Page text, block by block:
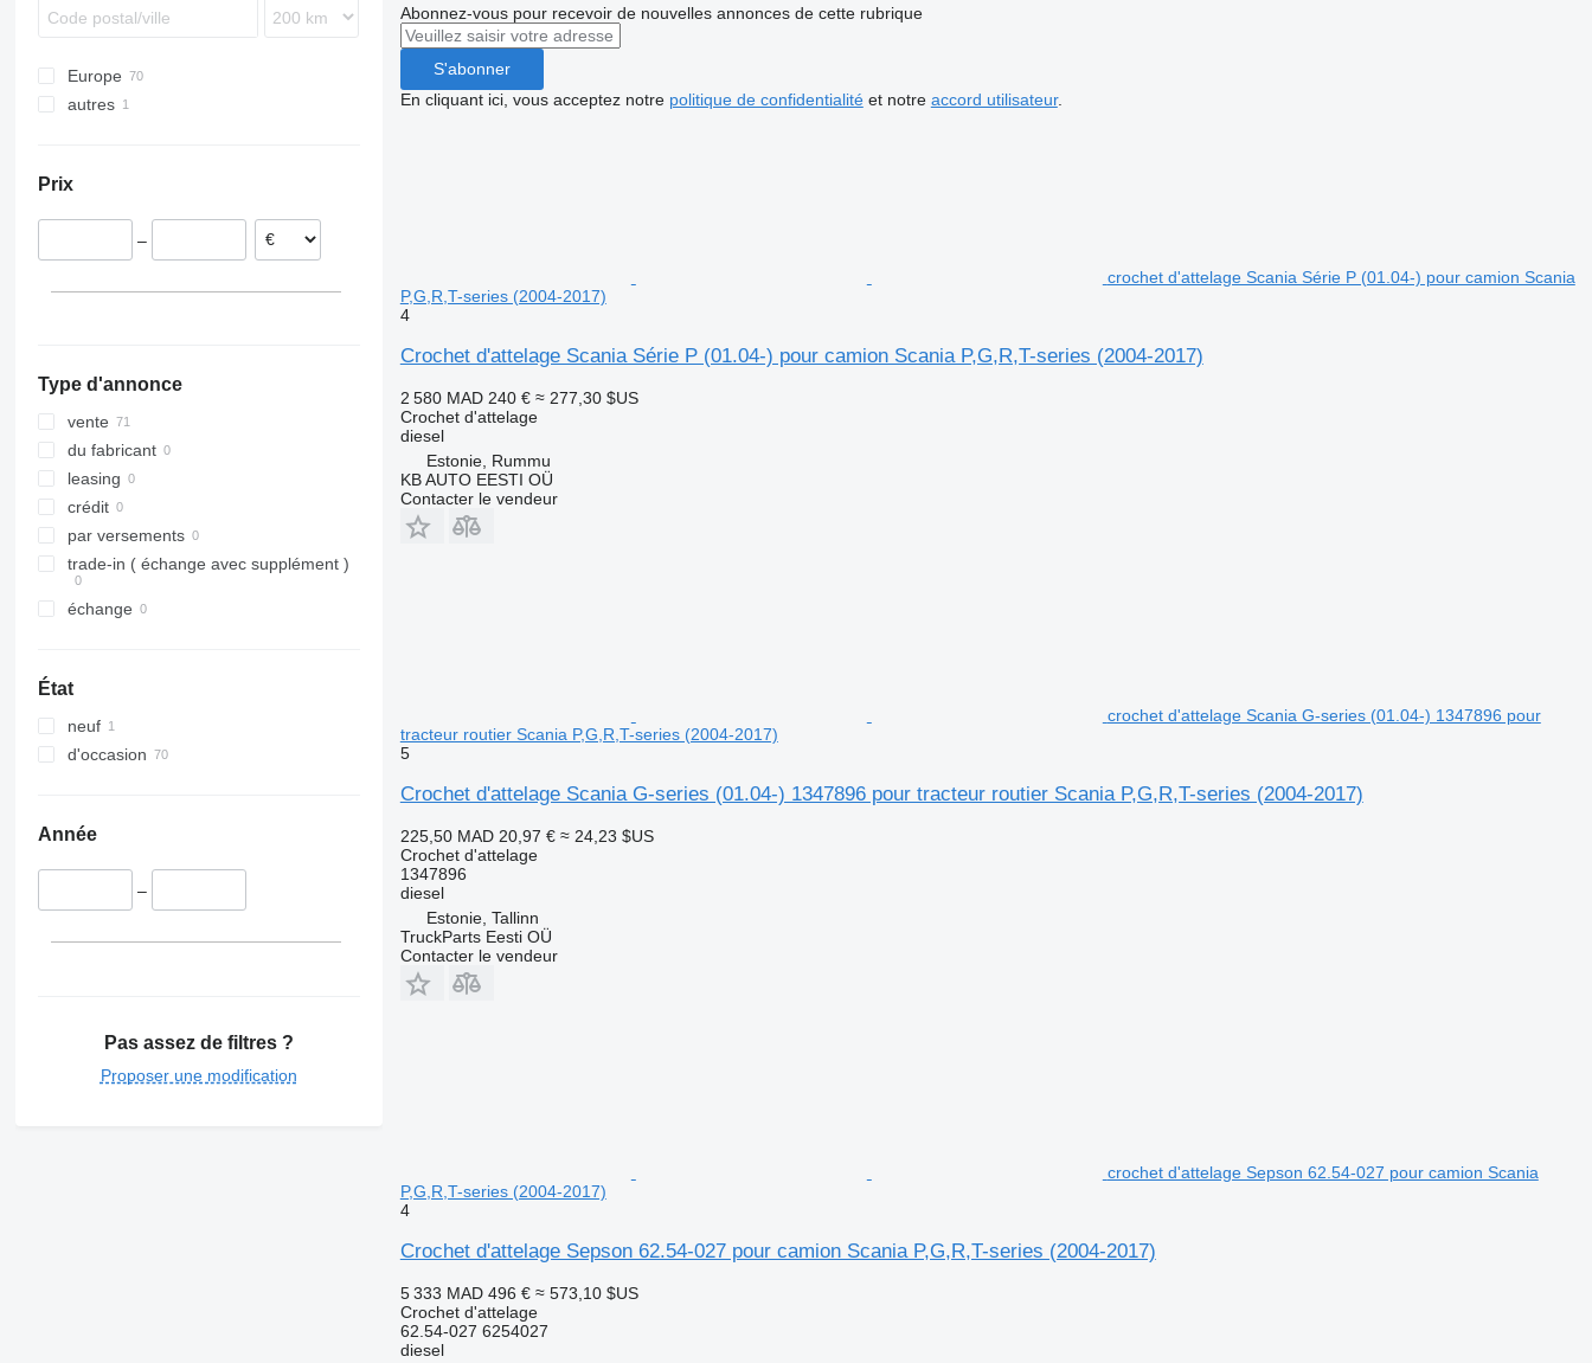
Sprinter
Europe
Roumanie
Belgique
autres
Prix
–
Type d'annonce
vente
du fabricant
leasing
crédit
par versements
trade-in ( échange avec supplément )
échange
État
neuf
d'occasion
Année
–
Pas assez de filtres ?
Proposer une modification
Abonnez-vous pour recevoir de nouvelles annonces de cette rubrique
S'abonner
En cliquant ici, vous acceptez notre politique de confidentialitéet notre accord utilisateur.
crochet d'attelage Scania Série P (01.04-) pour camion Scania
P,G,R,T-series (2004-2017)
4
Crochet d'attelage Scania Série P (01.04-) pour camion Scania P,G,R,T-series (2004-2017)
2 580 MAD 240 € ≈ 277,30 $US
Crochet d'attelage
diesel
Estonie, Rummu
KB AUTO EESTI OÜ
Contacter le vendeur
crochet d'attelage Scania G-series (01.04-) 1347896 pour
tracteur routier Scania P,G,R,T-series (2004-2017)
5
Crochet d'attelage Scania G-series (01.04-) 1347896 pour tracteur routier Scania P,G,R,T-series (2004-2017)
225,50 MAD 20,97 € ≈ 24,23 $US
Crochet d'attelage
1347896
diesel
Estonie, Tallinn
TruckParts Eesti OÜ
Contacter le vendeur
crochet d'attelage Sepson 62.54-027 pour camion Scania
P,G,R,T-series (2004-2017)
4
Crochet d'attelage Sepson 62.54-027 pour camion Scania P,G,R,T-series (2004-2017)
5 333 MAD 496 € ≈ 573,10 $US
Crochet d'attelage
62.54-027 6254027
diesel